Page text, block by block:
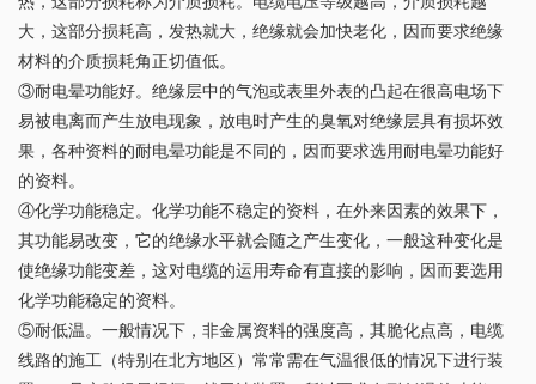
大，这部分损耗高，发热就大，绝缘就会加快老化，因而要求绝缘
材料的介质损耗角正切值低。
③耐电晕功能好。绝缘层中的气泡或表里外表的凸起在很高电场下
易被电离而产生放电现象，放电时产生的臭氧对绝缘层具有损坏效
果，各种资料的耐电晕功能是不同的，因而要求选用耐电晕功能好
的资料。
④化学功能稳定。化学功能不稳定的资料，在外来因素的效果下，
其功能易改变，它的绝缘水平就会随之产生变化，一般这种变化是
使绝缘功能变差，这对电缆的运用寿命有直接的影响，因而要选用
化学功能稳定的资料。
⑤耐低温。一般情况下，非金属资料的强度高，其脆化点高，电缆
线路的施工（特别在北方地区）常常需在气温很低的情况下进行装